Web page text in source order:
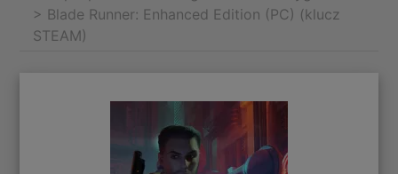
> Blade Runner: Enhanced Edition (PC) (klucz
STEAM)